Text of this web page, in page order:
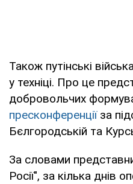
Також путінські
у техніці. Про це
добровольчих
пресконференції за
Бєлгородській та
За словами
Росії", за кілька днів